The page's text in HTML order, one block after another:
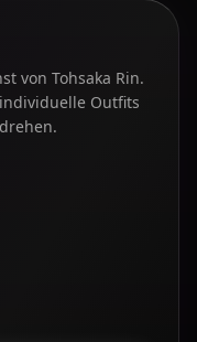
von Tohsaka Rin.
Outfits